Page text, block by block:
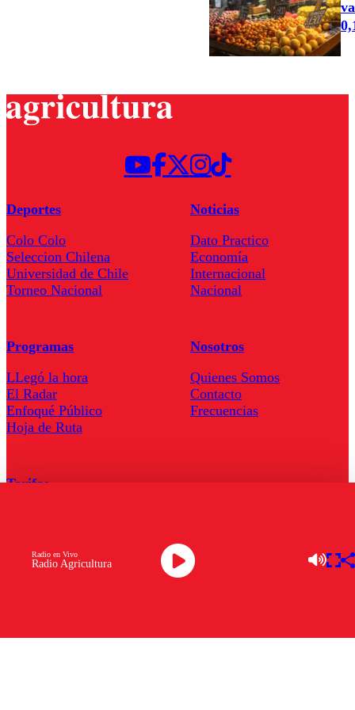
Radio Agricultura
Radio en Vivo
Deportes
Colo Colo
Seleccion Chilena
Universidad de Chile
Torneo Nacional
Noticias
Dato Practico
Economía
Internacional
Nacional
Programas
LLegó la hora
El Radar
Enfoqué Público
Hoja de Ruta
Nosotros
Quienes Somos
Contacto
Frecuencias
Tarifas
Descarga la APP